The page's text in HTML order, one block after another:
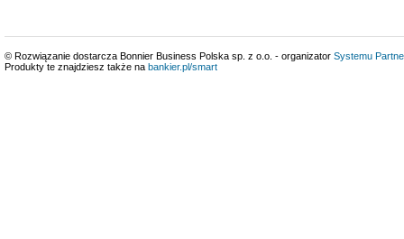
© Rozwiązanie dostarcza Bonnier Business Polska sp. z o.o. - organizator Systemu
Produkty te znajdziesz także na bankier.pl/smart